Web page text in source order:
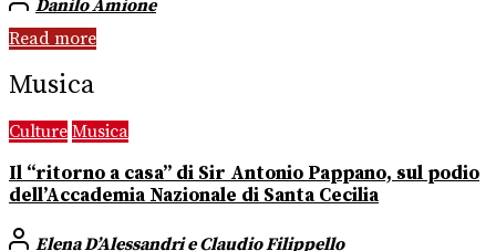
Danilo Amione
Read more
Musica
Culture Musica
Il “ritorno a casa” di Sir Antonio Pappano, sul podio
dell’Accademia Nazionale di Santa Cecilia
Elena D’Alessandri e Claudio Filippello